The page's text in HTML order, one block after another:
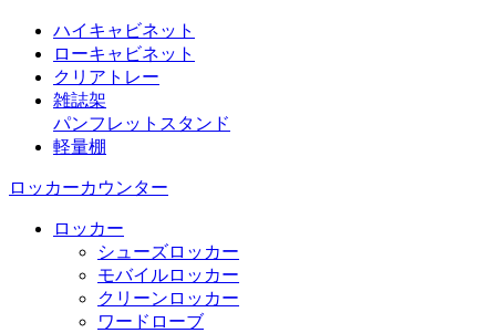
ハイキャビネット
ローキャビネット
クリアトレー
雑誌架
パンフレットスタンド
軽量棚
ロッカーカウンター
ロッカー
シューズロッカー
モバイルロッカー
クリーンロッカー
ワードローブ